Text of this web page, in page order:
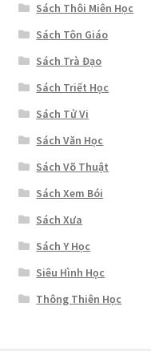
Sách Thôi Miên Học
Sách Tôn Giáo
Sách Trà Đạo
Sách Triết Học
Sách Tử Vi
Sách Văn Học
Sách Võ Thuật
Sách Xem Bói
Sách Xưa
Sách Y Học
Siêu Hình Học
Thông Thiên Học